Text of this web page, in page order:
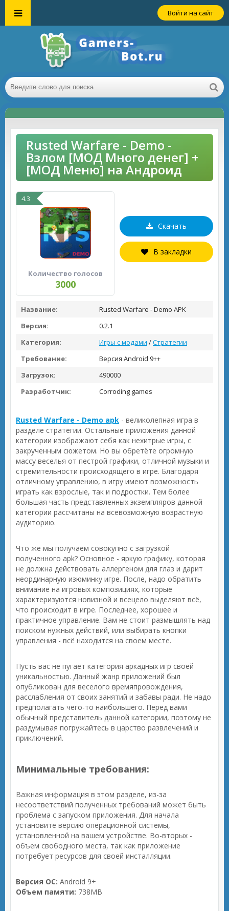
Войти на сайт
Rusted Warfare - Demo -
Взлом [МОД Много денег] +
[МОД Меню] на Андроид
4.3
Количество голосов
3000
Скачать
В закладки
Название:
Rusted Warfare - Demo APK
Версия:
0.2.1
Категория:
Игры с модами /Стратегии
Требование:
Версия Android 9++
Загрузок:
490000
Разработчик:
Corroding games
Rusted Warfare - Demo apk - великолепная игра в
разделе стратегии. Остальные приложения данной
категории изображают себя как нехитрые игры, с
закрученным сюжетом. Но вы обретёте огромную
массу веселья от пестрой графики, отличной музыки и
стремительности происходящего в игре. Благодаря
отличному управлению, в игру имеют возможность
играть как взрослые, так и подростки. Тем более
большая часть представленных экземпляров данной
категории рассчитаны на всевозможную возрастную
аудиторию.
Что же мы получаем совокупно с загрузкой
полученного apk? Основное - яркую графику, которая
не должна действовать аллергеном для глаз и дарит
неординарную изюминку игре. После, надо обратить
внимание на игровых композициях, которые
характеризуются новизной и всецело выделяют всё,
что происходит в игре. Последнее, хорошее и
практичное управление. Вам не стоит размышлять над
поиском нужных действий, или выбирать кнопки
управления - всё находится на своем месте.
Пусть вас не пугает категория аркадных игр своей
уникальностью. Данный жанр приложений был
опубликован для веселого времяпровождения,
расслабления от своих занятий и забавы ради. Не надо
предполагать чего-то наибольшего. Перед вами
обычный представитель данной категории, поэтому не
раздумывая погружайтесь в царство развлечений и
приключений.
Минимальные требования:
Важная информация в этом разделе, из-за
несоответствий полученных требований может быть
проблема с запуском приложения. Для начала
установите версию операционной системы,
установленной на вашем устройстве. Во-вторых -
объем свободного места, так как приложение
потребует ресурсов для своей инсталляции.
Версия ОС: Android 9+
Объем памяти: 738MB